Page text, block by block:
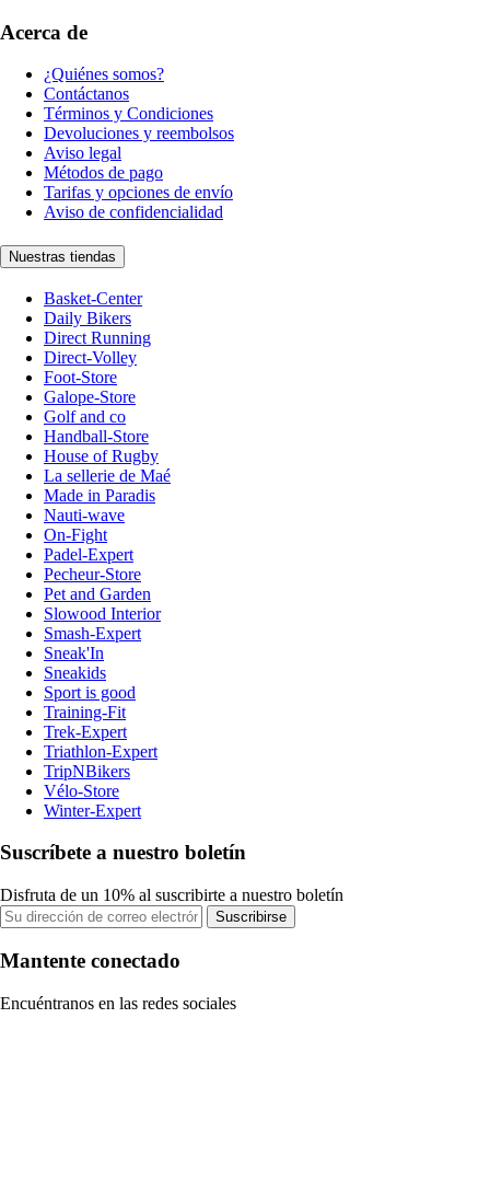
Acerca de
¿Quiénes somos?
Contáctanos
Términos y Condiciones
Devoluciones y reembolsos
Aviso legal
Métodos de pago
Tarifas y opciones de envío
Aviso de confidencialidad
Nuestras tiendas
Basket-Center
Daily Bikers
Direct Running
Direct-Volley
Foot-Store
Galope-Store
Golf and co
Handball-Store
House of Rugby
La sellerie de Maé
Made in Paradis
Nauti-wave
On-Fight
Padel-Expert
Pecheur-Store
Pet and Garden
Slowood Interior
Smash-Expert
Sneak'In
Sneakids
Sport is good
Training-Fit
Trek-Expert
Triathlon-Expert
TripNBikers
Vélo-Store
Winter-Expert
Suscríbete a nuestro boletín
Disfruta de un 10% al suscribirte a nuestro boletín
Suscribirse
Mantente conectado
Encuéntranos en las redes sociales